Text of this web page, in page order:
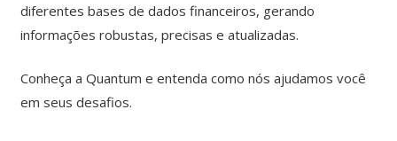
diferentes bases de dados financeiros, gerando
informações robustas, precisas e atualizadas.
Conheça a Quantum e entenda como nós ajudamos você
em seus desafios.